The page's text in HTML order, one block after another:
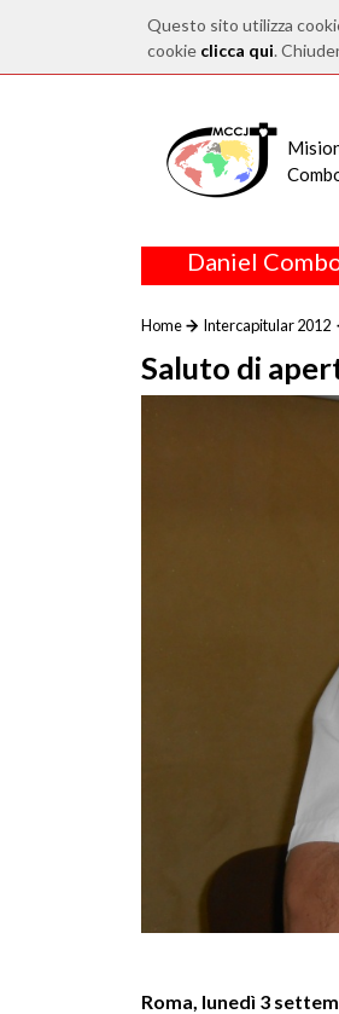
Questo sito utilizza
cookie clicca qui.
Daniel
Home Intercapitular 2012
Saluto di
Roma, lunedì 3